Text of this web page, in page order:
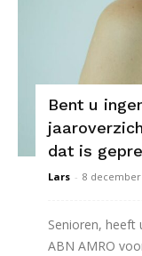
Bent u
dat is
Lars - 8 december
Senioren, heeft
ABN AMRO